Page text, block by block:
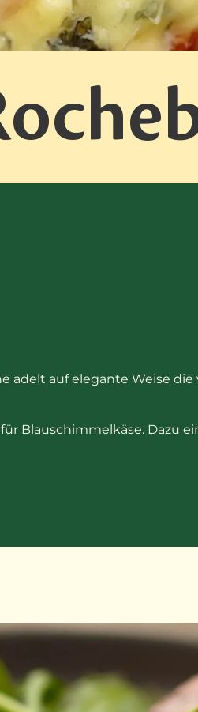
adelt auf elegante Weise
Blauschimmelkäse. Dazu